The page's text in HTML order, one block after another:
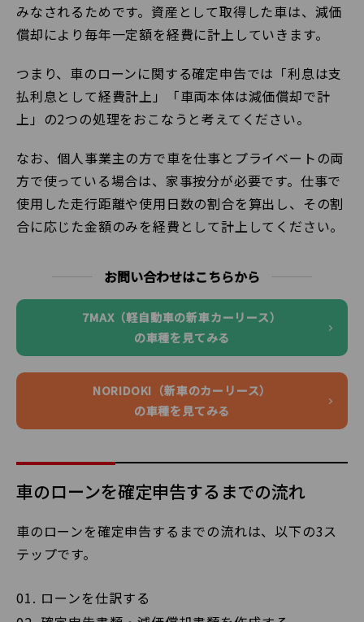
みなされるためです。資産として取得した車は、減価
償却により毎年一定額を経費に計上していきます。
つまり、車のローンに関する確定申告では「利息は支
払利息として経費計上」「車両本体は減価償却で計
上」の2つの処理をおこなうと考えてください。
なお、個人事業主の方で車を仕事とプライベートの両
方で使っている場合は、家事按分が必要です。仕事で
使用した走行距離や使用日数の割合を算出し、その割
合に応じた金額のみを経費として計上してください。
お問い合わせはこちらから
7MAX（軽自動車の新車カーリース）
の車種を見てみる
NORIDOKI（新車のカーリース）
の車種を見てみる
車のローンを確定申告するまでの流れ
車のローンを確定申告するまでの流れは、以下の3ス
テップです。
ローンを仕訳する